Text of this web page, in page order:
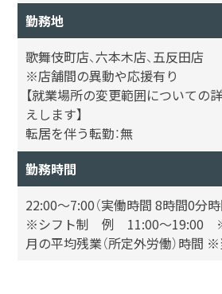
勤務地
歌舞伎町店、六本木店、五反田店
※店舗間の異動や応援有り
【就業場所の変更範囲についての
えします】
転居を伴う転勤：無
勤務時間
22:00～7:00（実働時間 8時間0分
※シフト制 例 11:00～19:00
月の平均残業（所定外労働）時間